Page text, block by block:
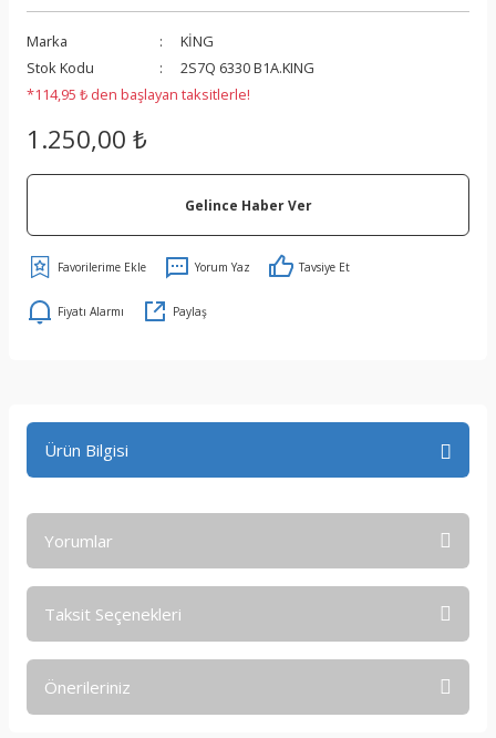
Marka
KİNG
Stok Kodu
2S7Q 6330 B1A.KING
*114,95 ₺ den başlayan taksitlerle!
1.250,00 ₺
Gelince Haber Ver
Yorum Yaz Tavsiye Et
Fiyatı Alarmı Paylaş
Ürün Bilgisi
Yorumlar
Taksit Seçenekleri
Önerileriniz